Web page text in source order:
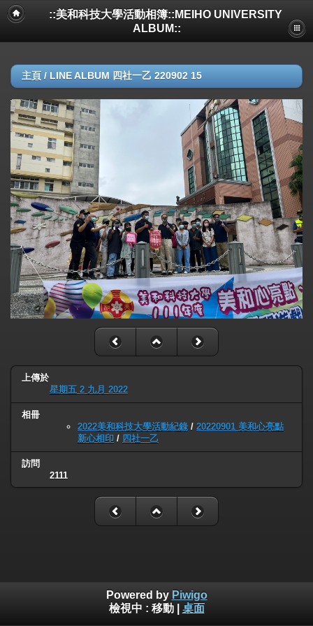
::美和科技大學活動相簿::MEIHO UNIVERSITY
ALBUM::
主頁 / LINE ALBUM 四社一乙 220902 15
上傳於
星期五 2 九月 2022
相冊
2022美和科技大學活動紀錄 / 20220901 美和心亮點
新心相印 / 四社一乙
訪問
2111
Powered by Piwigo
檢視中 : 移動| 桌面